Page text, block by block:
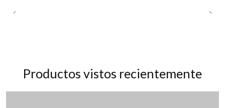
Productos vistos recientemente